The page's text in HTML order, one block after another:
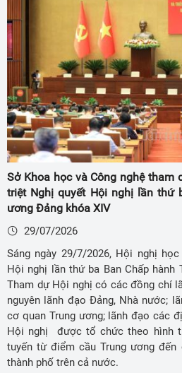
Sở Khoa học và Công nghệ tham
triệt Nghị quyết Hội nghị lần thứ
ương Đảng khóa XIV
29/07/2026
Sáng ngày 29/7/2026, Hội nghị
Hội nghị lần thứ ba Ban Chấp hành
Tham dự Hội nghị có các đồng chí
nguyên lãnh đạo Đảng, Nhà nước;
cơ quan Trung ương; lãnh đạo các
Hội nghị được tổ chức theo hình
tuyến từ điểm cầu Trung ương
thành phố trên cả nước.